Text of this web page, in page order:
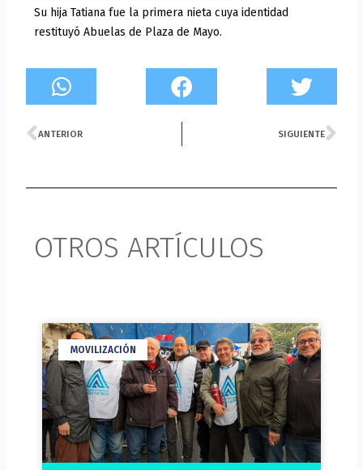
Su hija Tatiana fue la primera nieta cuya identidad
restituyó Abuelas de Plaza de Mayo.
Prev
ANTERIOR SIGUIENTE
OTROS ARTÍCULOS
MOVILIZACIÓN